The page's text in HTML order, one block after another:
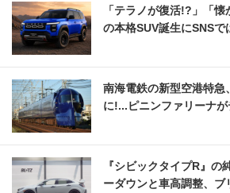
「テラノが復活!?」「
の本格SUV誕生にSNSで
南海電鉄の新型空港特急
に!...ピニンファリーナ
『シビックタイプR』の
ーダウンと車高調整、